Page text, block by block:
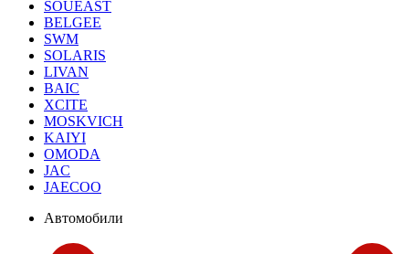
SOUEAST
BELGEE
SWM
SOLARIS
LIVAN
BAIC
XCITE
MOSKVICH
KAIYI
OMODA
JAC
JAECOO
Автомобили